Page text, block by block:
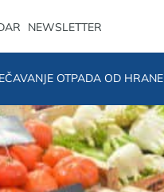
NEWSLETTER
OTPADA OD HRANE